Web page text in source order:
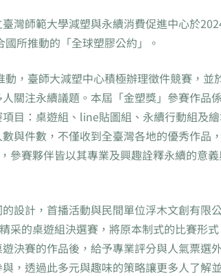
灣師範大學減塑與永續消費促進中心於
所推動的「全球塑膠公約」。
，臺師大減塑中心積極辦理徵件競賽，並
關注永續議題。本屆「金塑獎」參賽作品
目：桌遊組、line貼圖組、永續行動組及
與件數，不僅收到全臺灣各地的優秀作品
參賽夥伴皆以其專業及興趣詮釋永續的意
設計，首播活動與民間單位浮木文創有限
采的桌遊組決選賽，將原本制式的比賽形
決賽的作品後，給予專業評分與人氣票選
，透過此多元與趣味的策略讓更多人了解